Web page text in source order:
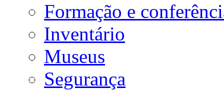
Formação e
Inventário
Museus
Segurança